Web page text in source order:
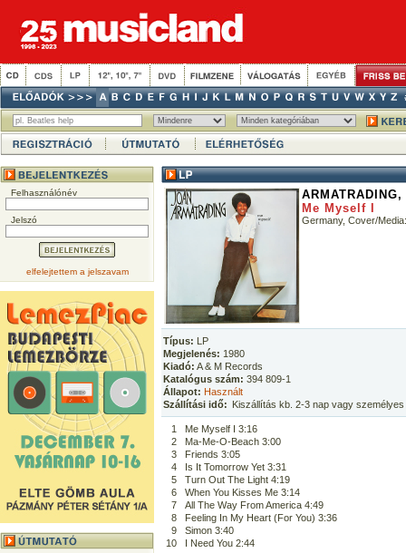
Felhasználónév
Jelszó
elfelejtettem a jelszavam
Me Myself I
Germany, Cover/
Típus: LP
Megjelenés: 1980
Kiadó: A & M Records
Katalógus szám: 394 809-1
Állapot: Használt
Szállítási idő: Kiszállítás kb. 2-3 nap vagy
1
Me Myself I 3:16
2
Ma-Me-O-Beach 3:00
3
Friends 3:05
4
Is It Tomorrow Yet 3:31
5
Turn Out The Light 4:19
6
When You Kisses Me 3:14
7
All The Way From America 4:49
8
Feeling In My Heart (For You) 3:36
9
Simon 3:40
10
I Need You 2:44